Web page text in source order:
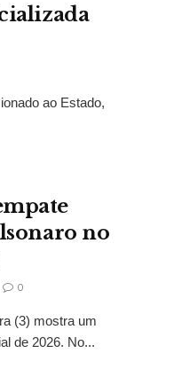
ao Estado,
no
0
(3) mostra um
de 2026. No...